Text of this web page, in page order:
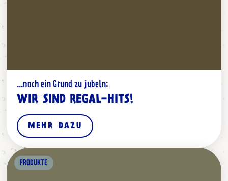
...noch ein Grund zu jubeln:
WIR SIND REGAL-HITS!
MEHR DAZU
PRODUKTE